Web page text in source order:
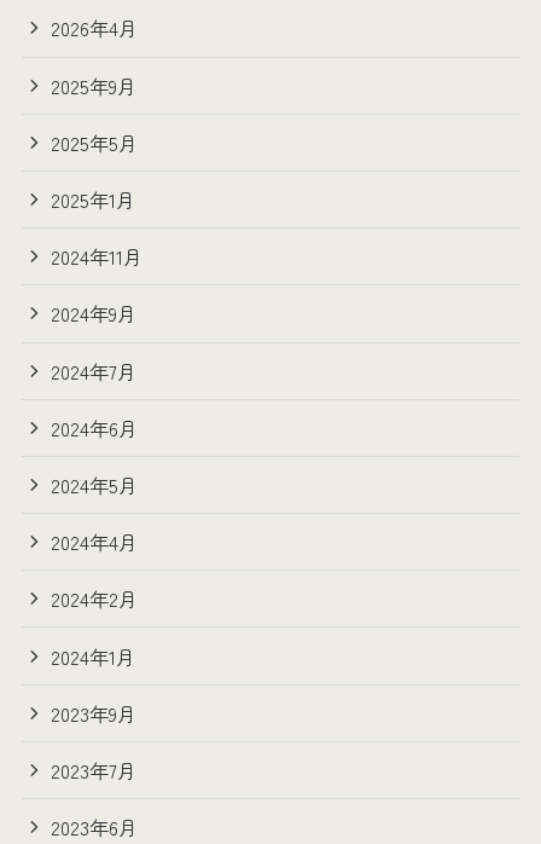
2026年4月
2025年9月
2025年5月
2025年1月
2024年11月
2024年9月
2024年7月
2024年6月
2024年5月
2024年4月
2024年2月
2024年1月
2023年9月
2023年7月
2023年6月